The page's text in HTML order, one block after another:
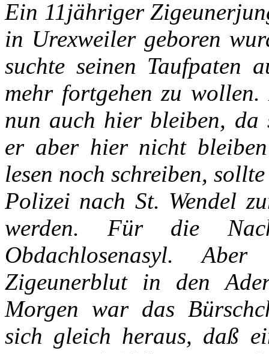
Ein 11jähriger
in Urexweiler geboren
suchte seinen Taufpaten
mehr fortgehen zu wollen.
nun auch hier bleiben, da
er aber hier nicht bleiben
lesen noch schreiben, sollte
Polizei nach St. Wendel
werden.
Für die
Obdachlosenasyl.
Aber
Zigeunerblut
in den
Morgen war das
sich gleich heraus, daß